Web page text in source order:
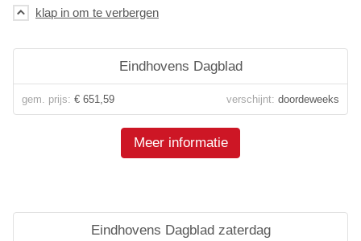
Eindhovens Dagblad
gem. prijs: € 651,59 verschijnt: doordeweeks
Meer informatie
Eindhovens Dagblad zaterdag